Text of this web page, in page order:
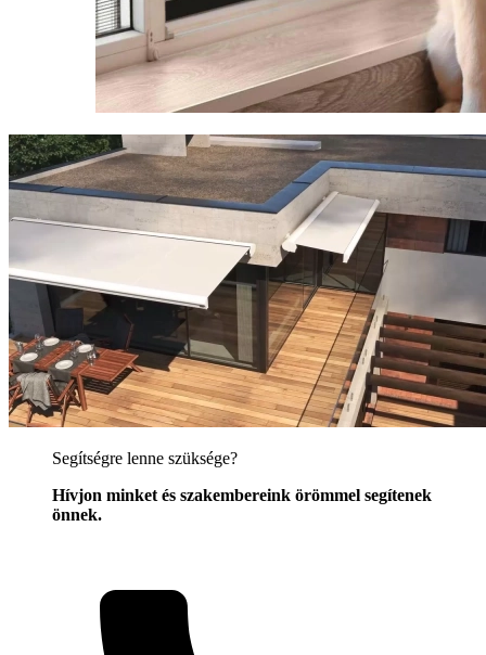
Segítségre lenne szüksége?
Hívjon minket és szakembereink örömmel segítenek
önnek.